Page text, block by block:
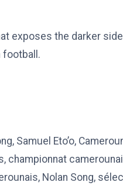
exposes the darker
football.
Samuel Eto’o,
championnat
Nolan Song,